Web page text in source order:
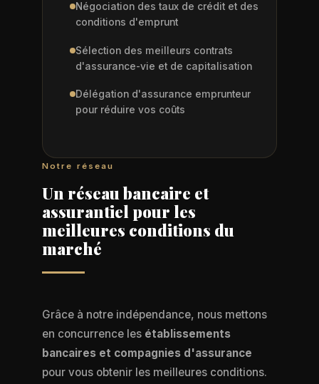
Négociation des taux de crédit et des
conditions d'emprunt
Sélection des meilleurs contrats
d'assurance-vie et de capitalisation
Délégation d'assurance emprunteur
pour réduire vos coûts
Notre réseau
Un réseau bancaire et
assurantiel pour les
meilleures conditions du
marché
Grâce à notre indépendance, nous mettons
en concurrence les établissements
bancaires et compagnies d'assurance
pour vous obtenir les meilleures conditions.